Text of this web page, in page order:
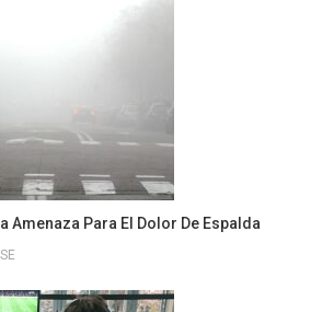
Amenaza Para El Dolor De Espalda